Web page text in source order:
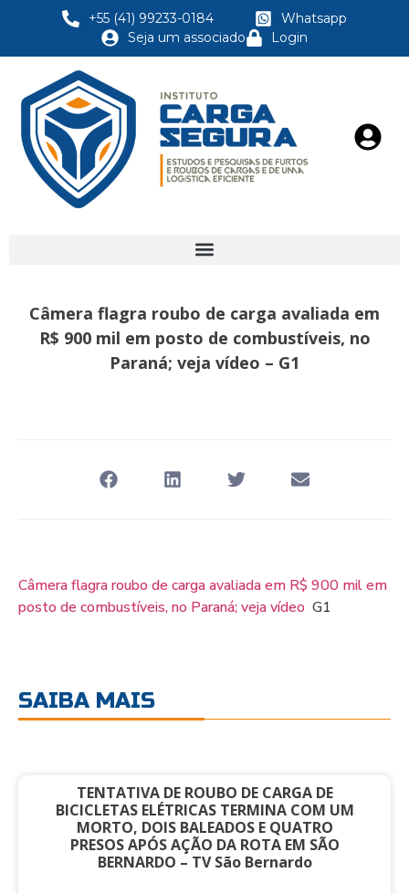
+55 (41) 99233-0184
Whatsapp
Seja um associado
Login
Câmera flagra roubo de carga avaliada em
R$ 900 mil em posto de combustíveis, no
Paraná; veja vídeo – G1
Câmera flagra roubo de carga avaliada em R$ 900 mil em
posto de combustíveis, no Paraná; veja vídeo G1
SAIBA MAIS
TENTATIVA DE ROUBO DE CARGA DE
BICICLETAS ELÉTRICAS TERMINA COM UM
MORTO, DOIS BALEADOS E QUATRO
PRESOS APÓS AÇÃO DA ROTA EM SÃO
BERNARDO – TV São Bernardo